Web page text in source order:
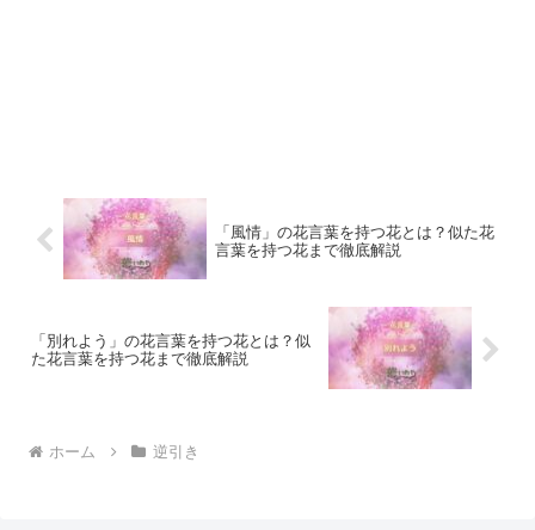
「風情」の花言葉を持つ花とは？似た花
言葉を持つ花まで徹底解説
「別れよう」の花言葉を持つ花とは？似
た花言葉を持つ花まで徹底解説
ホーム 逆引き